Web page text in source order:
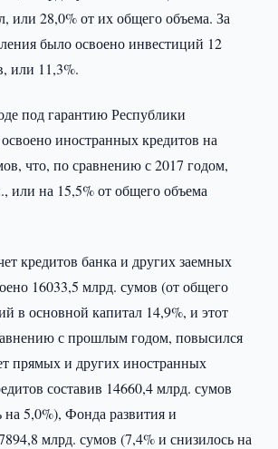
или 28,0% от их общего объема. За
было освоено инвестиций 12
или 11,3%.
под гарантию Республики
иностранных кредитов на
что, по сравнению с 2017 годом,
или на 15,5% от общего объема
кредитов банка и других заемных
16033,5 млрд. сумов (от общего
в основной капитал 14,9%, и этот
с прошлым годом, повысился
прямых и других иностранных
составив 14660,4 млрд. сумов
на 5,0%), Фонда развития и
млрд. сумов (7,4% и снизилось на